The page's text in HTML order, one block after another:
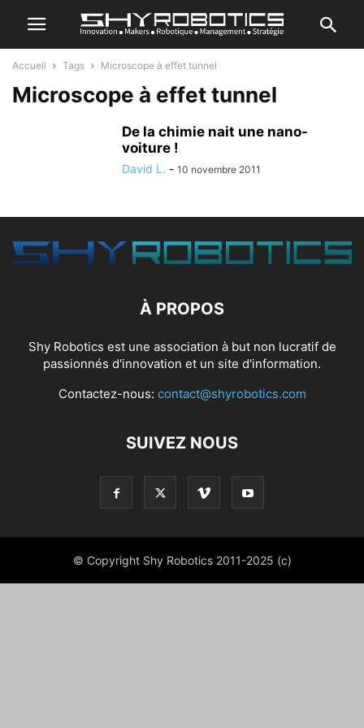
Accueil Tags Microscope à effet tunnel
Microscope à effet tunnel
De la chimie nait une nano-
voiture !
David L. - 10 novembre 2011
À PROPOS
Shy Robotics est une association à but non lucratif de
passionnés d'innovation et un site d'information.
Contactez-nous: contact@shyrobotics.com
SUIVEZ NOUS
© Copyright Shy Robotics 2011-2025 (c)